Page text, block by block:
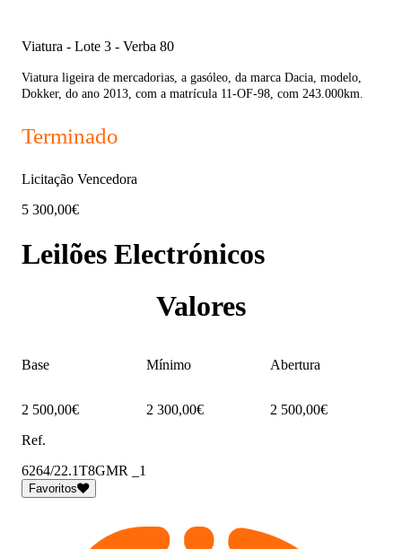
Viatura - Lote 3 - Verba 80
Viatura ligeira de mercadorias, a gasóleo, da marca Dacia, modelo,
Dokker, do ano 2013, com a matrícula 11-OF-98, com 243.000km.
Terminado
Licitação Vencedora
5 300,00€
Leilões Electrónicos
Valores
Base Mínimo Abertura
2 500,00€ 2 300,00€
2 500,00€
Ref.
6264/22.1T8GMR _1
Favoritos